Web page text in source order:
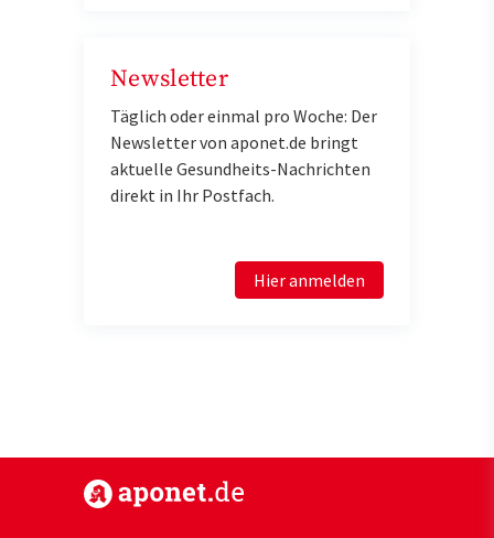
Newsletter
Täglich oder einmal pro Woche: Der
Newsletter von aponet.de bringt
aktuelle Gesundheits-Nachrichten
direkt in Ihr Postfach.
Hier anmelden